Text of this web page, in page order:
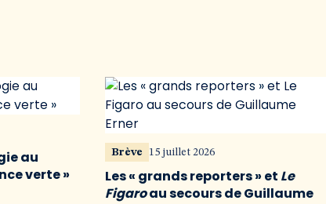
au
verte »
Brève 15 juillet 2026
Les « grands reporters » et Le
Figaroau secours de Guillaume